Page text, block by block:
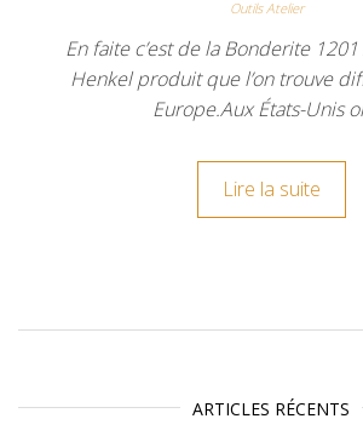
Outils Atelier
En faite c’est de la Bonderite
Henkel produit que l’on trouve
Europe.Aux États-Unis
Lire la suite
ARTICLES RÉCENTS